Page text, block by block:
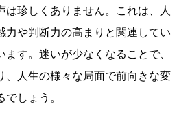
は珍しくありません。これは、人
力や判断力の高まりと関連してい
ます。迷いが少なくなることで、
、人生の様々な局面で前向きな変
しょう。